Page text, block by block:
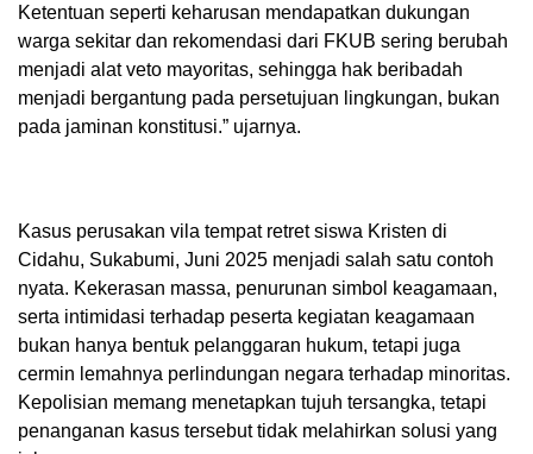
Ketentuan seperti keharusan mendapatkan dukungan
warga sekitar dan rekomendasi dari FKUB sering berubah
menjadi alat veto mayoritas, sehingga hak beribadah
menjadi bergantung pada persetujuan lingkungan, bukan
pada jaminan konstitusi.” ujarnya.
Kasus perusakan vila tempat retret siswa Kristen di
Cidahu, Sukabumi, Juni 2025 menjadi salah satu contoh
nyata. Kekerasan massa, penurunan simbol keagamaan,
serta intimidasi terhadap peserta kegiatan keagamaan
bukan hanya bentuk pelanggaran hukum, tetapi juga
cermin lemahnya perlindungan negara terhadap minoritas.
Kepolisian memang menetapkan tujuh tersangka, tetapi
penanganan kasus tersebut tidak melahirkan solusi yang